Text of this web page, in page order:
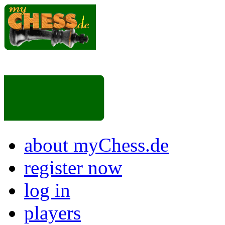
about myChess.de
register now
log in
players